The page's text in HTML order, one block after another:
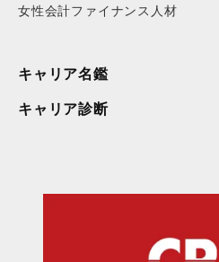
女性会計ファイナンス人材
キャリア名鑑
キャリア診断